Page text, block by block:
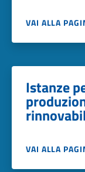
VAI ALLA
Istanze
VAI ALLA